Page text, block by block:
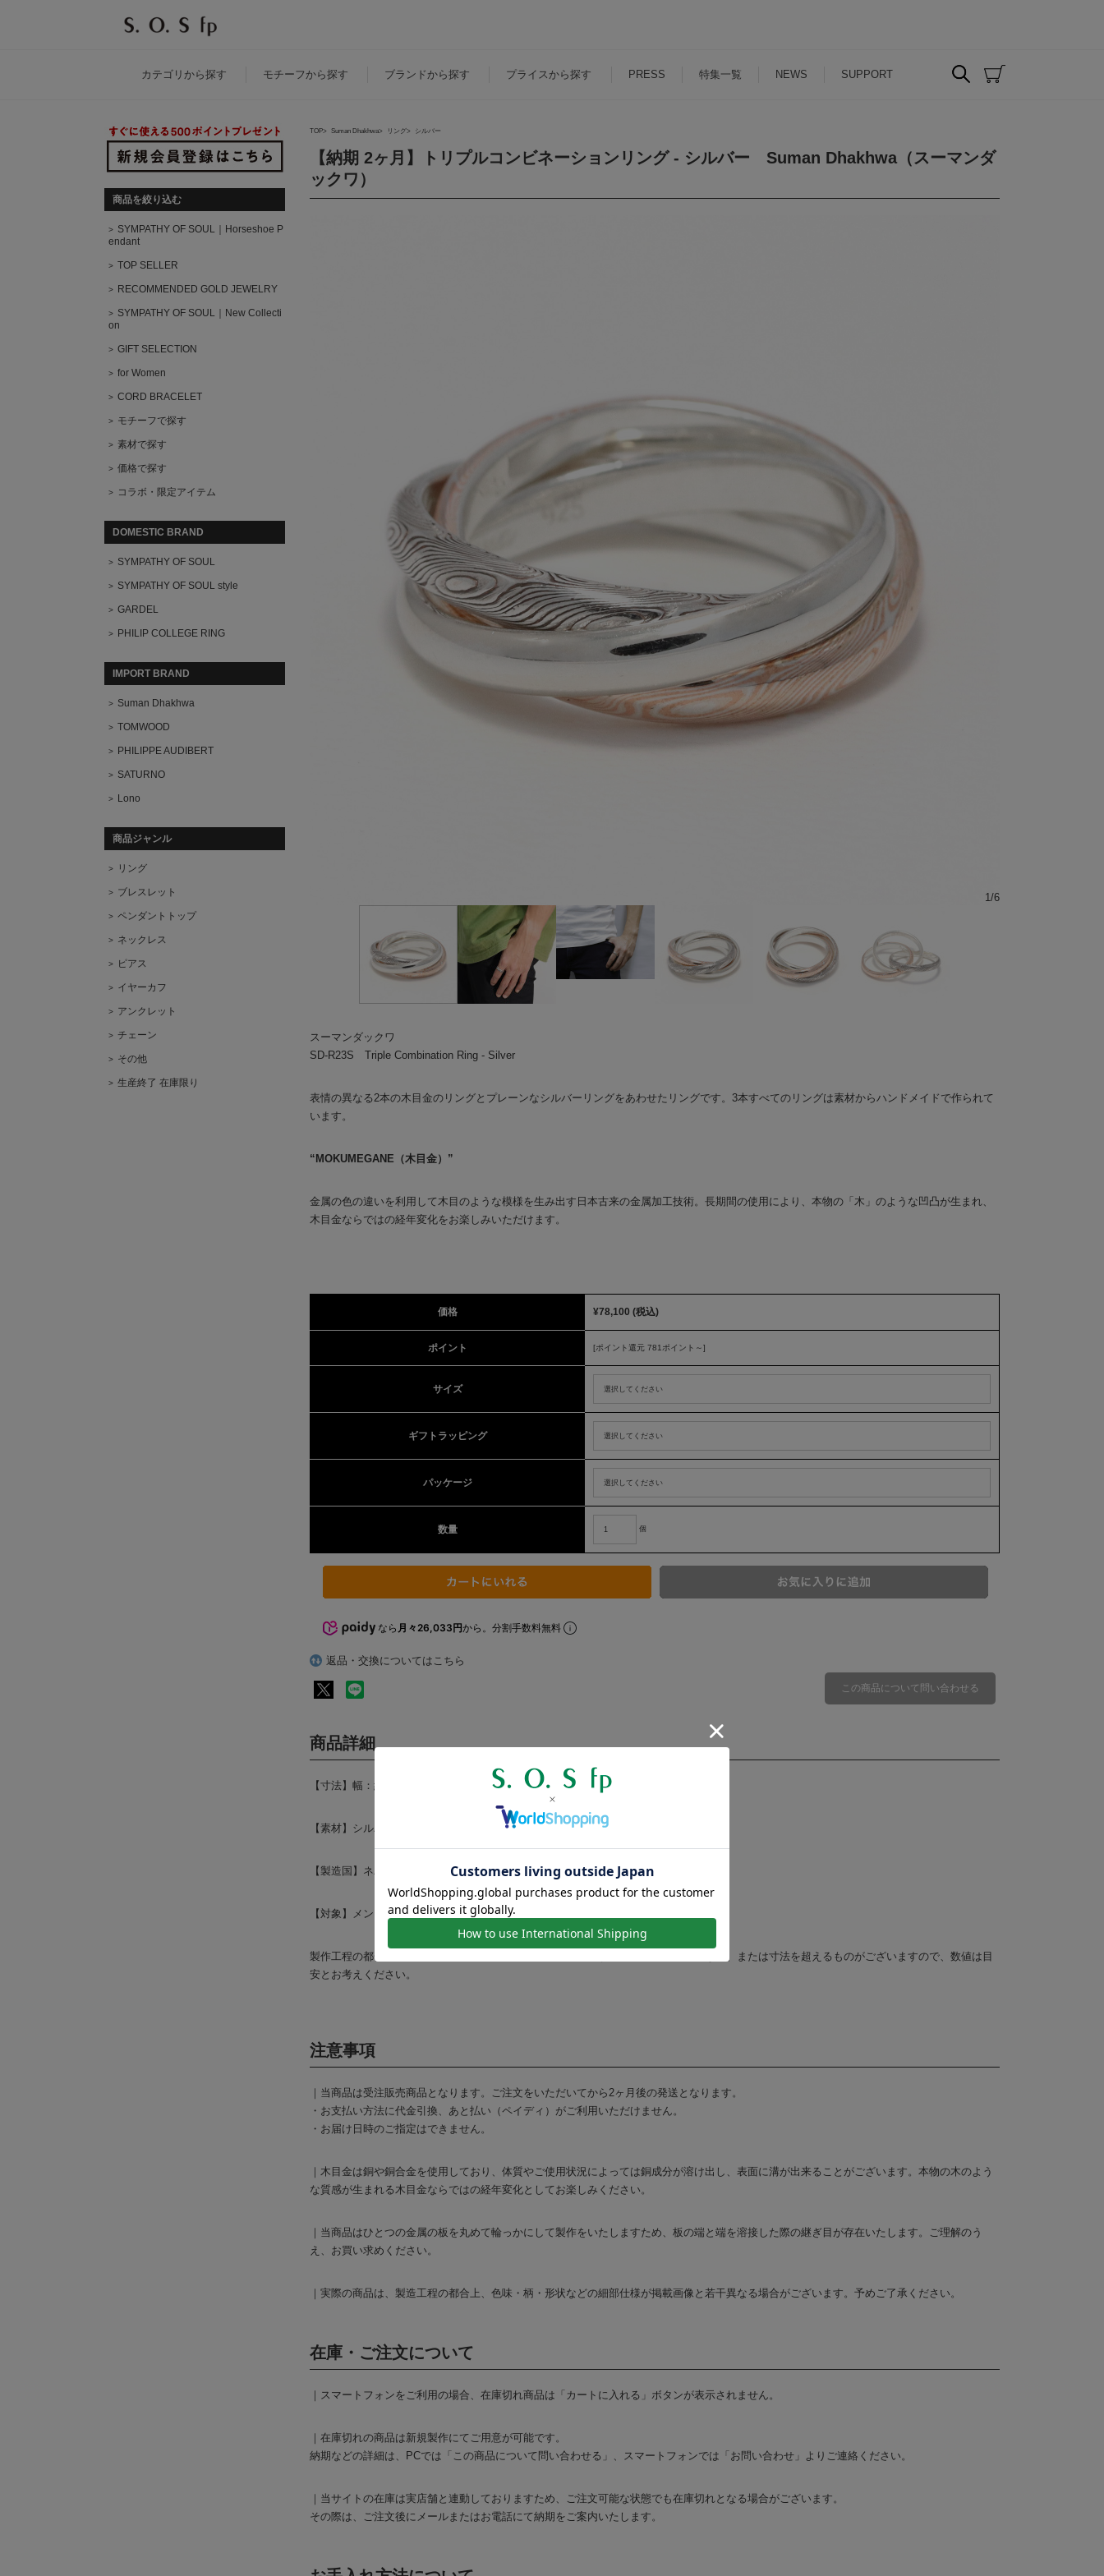
カテゴリ から探す モチーフ から探す ブランド から探す プライス から探す PRESS 特集一覧 NEWS SUPPORT
TOP Suman Dhakhwa リング シルバー
【納期 2ヶ月】トリプルコンビネーションリング - シルバー Suman Dhakhwa（スーマンダ
ックワ）
1/6
スーマンダックワ
SD-R23S Triple Combination Ring - Silver
表情の異なる2本の木目金のリングとプレーンなシルバーリングをあわせたリングです。3本すべてのリングは素材からハンドメイドで作られて
います。
“MOKUMEGANE（木目金）”
金属の色の違いを利用して木目のような模様を生み出す日本古来の金属加工技術。長期間の使用により、本物の「木」のような凹凸が生まれ、
木目金ならではの経年変化をお楽しみいただけます。
価格 ¥78,100 (税込)
ポイント [ポイント還元 781ポイント～]
サイズ
ギフトラッピング
パッケージ
数量 個
なら 月々26,033円から。分割手数料無料
返品・交換についてはこちら
商品詳細
【寸法】幅：約3mm（リング1本のサイズになります）
【素材】シルバー925、銅
【製造国】ネパール
【対象】メンズ / ユニセックス
製作工程の都合上、商品のサイズには若干の個体差が生じます。表記の寸法に満たない、または寸法を超えるものがございますので、数値は目
安とお考えください。
注意事項
｜当商品は受注販売商品となります。ご注文をいただいてから2ヶ月後の発送となります。
・お支払い方法に代金引換、あと払い（ペイディ）がご利用いただけません。
・お届け日時のご指定はできません。
｜木目金は銅や銅合金を使用しており、体質やご使用状況によっては銅成分が溶け出し、表面に溝が出来ることがございます。本物の木のよう
な質感が生まれる木目金ならではの経年変化としてお楽しみください。
｜当商品はひとつの金属の板を丸めて輪っかにして製作をいたしますため、板の端と端を溶接した際の継ぎ目が存在いたします。ご理解のう
え、お買い求めください。
｜実際の商品は、製造工程の都合上、色味・柄・形状などの細部仕様が掲載画像と若干異なる場合がございます。予めご了承ください。
在庫・ご注文について
｜スマートフォンをご利用の場合、在庫切れ商品は「カートに入れる」ボタンが表示されません。
｜在庫切れの商品は新規製作にてご用意が可能です。
納期などの詳細は、PCでは「この商品について問い合わせる」、スマートフォンでは「お問い合わせ」よりご連絡ください。
｜当サイトの在庫は実店舗と連動しておりますため、ご注文可能な状態でも在庫切れとなる場合がございます。
その際は、ご注文後にメールまたはお電話にて納期をご案内いたします。
商品を絞り込む
SYMPATHY OF SOUL｜Horseshoe P
endant
TOP SELLER
RECOMMENDED GOLD JEWELRY
SYMPATHY OF SOUL｜New Collecti
on
GIFT SELECTION
for Women
CORD BRACELET
モチーフで探す
素材で探す
価格で探す
コラボ・限定アイテム
DOMESTIC BRAND
SYMPATHY OF SOUL
SYMPATHY OF SOUL style
GARDEL
PHILIP COLLEGE RING
IMPORT BRAND
Suman Dhakhwa
TOMWOOD
PHILIPPE AUDIBERT
SATURNO
Lono
商品ジャンル
リング
ブレスレット
ペンダントトップ
ネックレス
ピアス
イヤーカフ
アンクレット
チェーン
その他
生産終了 在庫限り